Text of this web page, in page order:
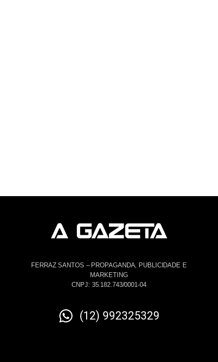
FERRAZ SANTOS – PROPAGANDA, PUBLICIDADE E
MARKETING
CNPJ: 35.182.743/0001-04
(12) 992325329